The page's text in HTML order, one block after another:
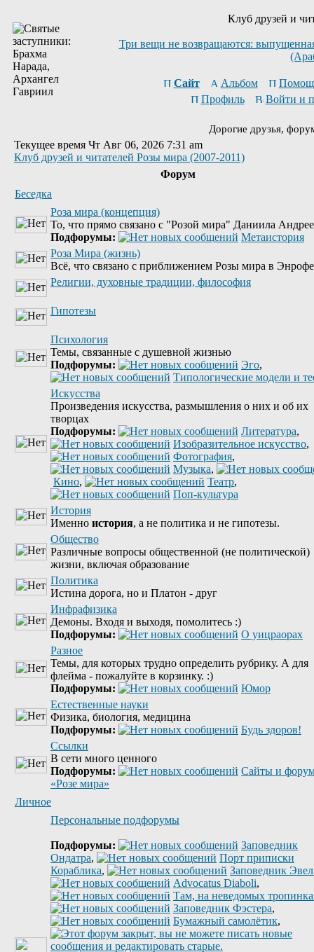
Клуб друзей и
Три вещи не возвращаются:
Сайт Альбом
Профиль
Войти и
Дорогие друзья,
Текущее время Чт Авг 06, 2026 7:31 am
Клуб друзей и читателей Розы мира (2007-2011)
Форум
Беседка
Роза мира (концепция)
То, что прямо связано с "Розой мира" Даниила
Подфорумы:
Метаистория
Роза Мира (жизнь)
Всё, что связано с приближением Розы мира в
Религии, духовные традиции, философия
Гипотезы
Психология
Темы, связанные с душевной жизнью
Подфорумы:
Эго,
Типологические модели и
Искусства
Произведения искусства, размышления о них и об их
творцах
Подфорумы:
Литература,
Изобразительное искусство,
Фотография,
Музыка,
Кино, Театр,
Поп-культура
История
Именно история, а не политика и не гипотезы.
Общество
Различные вопросы общественной (не политической)
жизни, включая образование
Политика
Истина дорога, но и Платон - друг
Инфрафизика
Демоны. Входя и выходя, помолитесь :)
Подфорумы:
О уицраорах
Разное
Темы, для которых трудно определить рубрику. А для
флейма - пожалуйте в корзинку. :)
Подфорумы:
Юмор
Естественные науки
Физика, биология, медицина
Подфорумы:
Будь здоров!
Ссылки
В сети много ценного
Подфорумы:
Сайты и
«Розе мира»
Личное
Персональные подфорумы
Подфорумы:
Заповедник
Ондатра,
Порт приписки
Кораблика,
Заповедник
Advocatus Diaboli,
Там, на неведомых
Заповедник Фэстера,
Бумажный самолётик,